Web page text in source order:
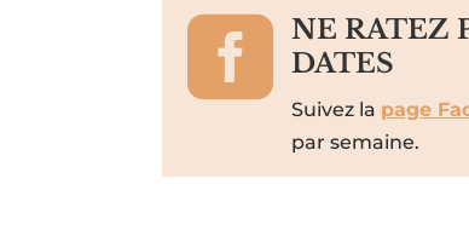
 NE RATEZ
DATES
Suivez la page
par semaine.